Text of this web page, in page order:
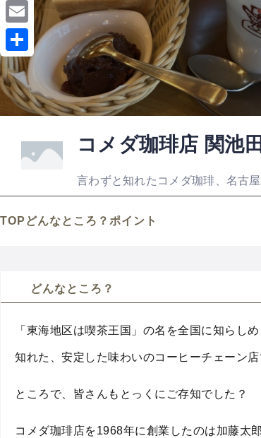
コメダ珈琲店 関池
言わずと知れたコメダ珈琲、名古
TOP どんなところ？ ポイント
どんなところ？
「東海地区は喫茶王国」の名を全国に知らし
知れた、安定した味わいのコーヒーチェーン店
ところで、皆さんもとっくにご存知でした？
コメダ珈琲店を1968年に創業したのは加藤太郎
c
b
o
L
i
n
e
E
m
a
共
有